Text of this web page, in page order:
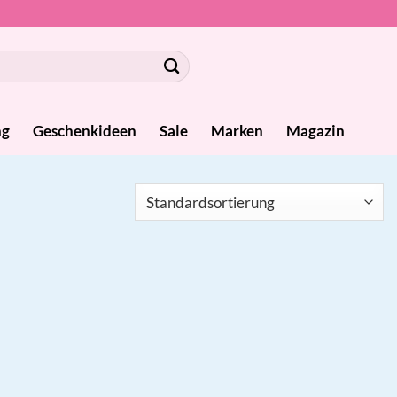
Geschenkideen Sale Marken Magazin